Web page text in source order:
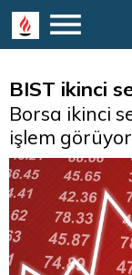
BIST ikinci
Borsa ikinci
işlem